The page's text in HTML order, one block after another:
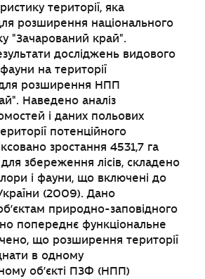
території, яка
розширення національного
"Зачарований край".
досліджень видового
на території
розширення НПП
Наведено аналіз
і даних польових
потенційного
зростання 4531,7 га
збереження лісів, складено
і фауни, що включені до
(2009). Дано
природно-заповідного
попереднє функціональне
що розширення території
в одному
об’єкті ПЗФ (НПП)